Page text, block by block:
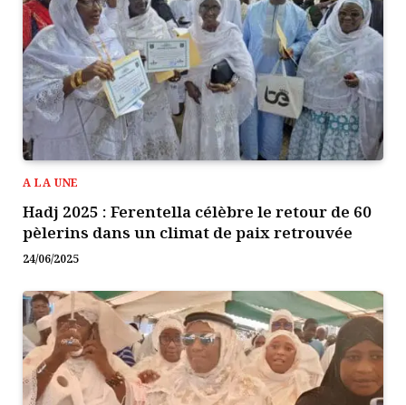
A LA UNE
Hadj 2025 : Ferentella célèbre le retour de 60
pèlerins dans un climat de paix retrouvée
24/06/2025